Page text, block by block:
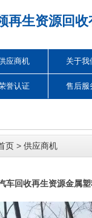
再生资源回收
应商机 关于我
誉认证 售后服
页 > 供应商机
车回收再生资源金属